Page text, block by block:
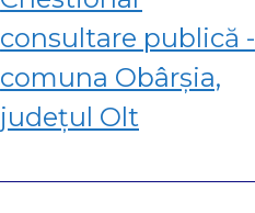
consultare publică -
comuna Obârșia,
județul Olt